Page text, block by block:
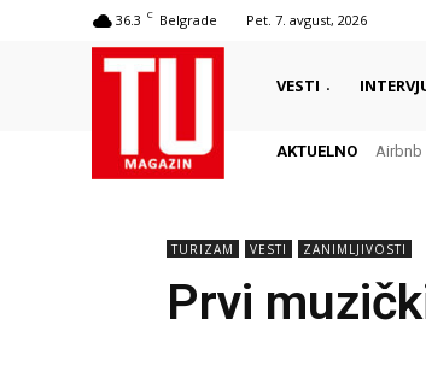
36.3 C Belgrade Pet. 7. avgust, 2026
VESTI
AKTUELNO Airbnb
Da li
TURIZAM VESTI ZANIMLJIVOSTI
Prvi